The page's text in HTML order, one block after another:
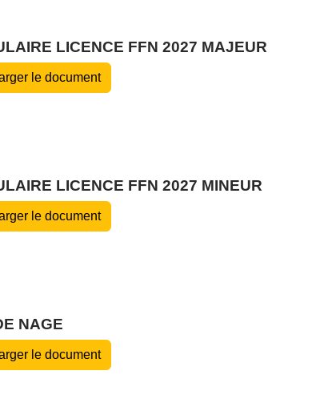
LICENCE FFN 2027 MAJEUR
le document
LICENCE FFN 2027 MINEUR
le document
NAGE
le document